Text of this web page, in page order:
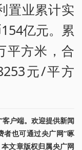
置业累计实
亿元。累
平方米，合
元/平方
客户端。欢迎提供新闻
者也可通过央广网“啄
文章版权归属央广网